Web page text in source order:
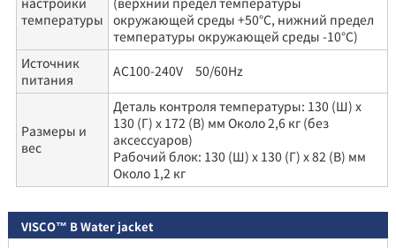
температуры окружающей среды +50°C, нижний предел
температуры окружающей среды -10°C)
Источник
питания
AC100-240V 50/60Hz
Размеры и
вес
Деталь контроля температуры: 130 (Ш) x
130 (Г) x 172 (В) мм Около 2,6 кг (без
аксессуаров)
Рабочий блок: 130 (Ш) x 130 (Г) x 82 (В) мм
Около 1,2 кг
VISCO™ B Water jacket